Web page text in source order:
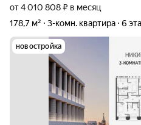
от 4 010 808 ₽ в месяц
178,7 м²
3-комн. квартира 6
новостройка